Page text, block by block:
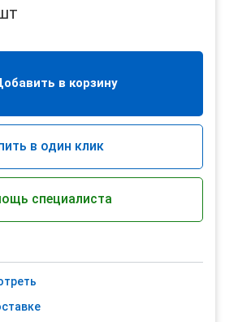
в корзину
в один клик
специалиста